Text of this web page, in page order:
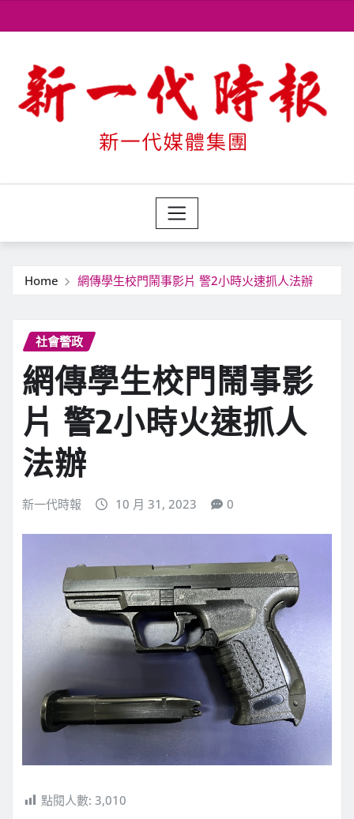
to
Home 網傳學生校門鬧事影片 警2小時火速抓人法辦
社會警政
網傳學生校門鬧事影
片 警2小時火速抓人
法辦
新一代時報 10 月 31, 2023 0
點閱人數: 3,010